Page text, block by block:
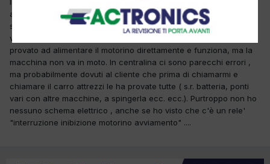
avviamento ha fatto qualche giro e poi non ne ha più voluto
sapere. Se si gira la chiave il motorino non dà nessun cenno di
vita , come fosse staccato il collegamento all'elettrocalamita. Ho
provato ad alimentare il motorino direttamente e funziona, ma la
macchina non va in moto. In centralina ci sono parecchi errori ,
ma probabilmente dovuti al cliente che prima di chiamarmi e
chiamare il carro attrezzi le ha provate tutte ( s.r. batteria, ponti
vari con altre macchine, a spingerla ecc. ecc.). Purtroppo non ho
nessuno schema elettrico , anche se ho visto che c'è un rele'
"interruzione inibizione motorino avviamento" ....